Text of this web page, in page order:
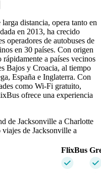
distancia, opera tanto en
en 2013, ha crecido
operadores de autobuses de
en 30 países. Con origen
a países vecinos
Bajos y Croacia, al tiempo
España e Inglaterra. Con
como Wi-Fi gratuito,
ofrece una experiencia
de Jacksonville a Charlotte
de Jacksonville a
FlixBus